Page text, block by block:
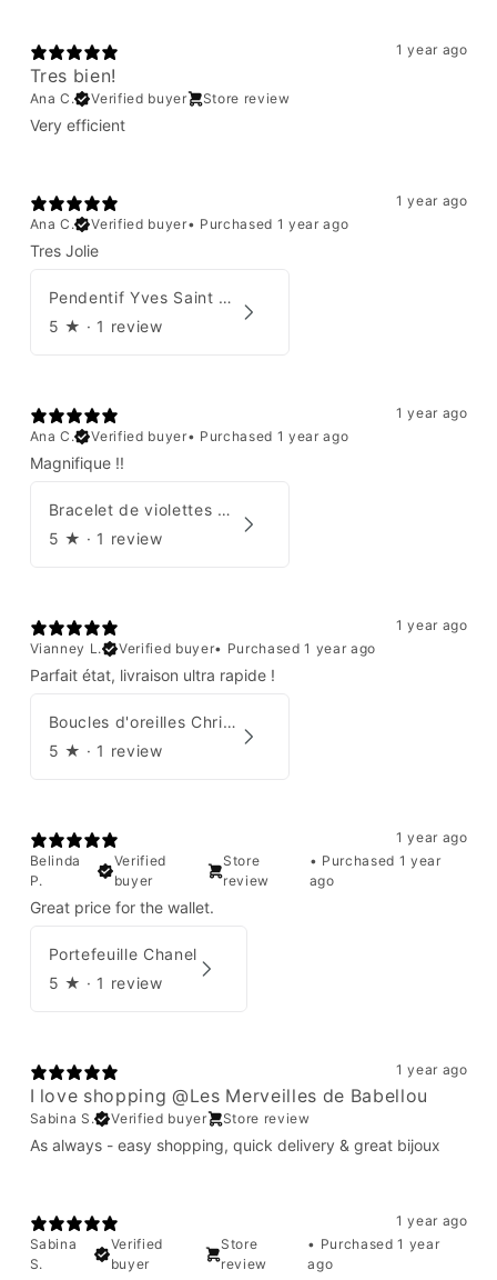
1 year ago
Tres bien!
Ana C. Verified buyer Store review
Very efficient
1 year ago
Ana C.
Verified buyer• Purchased 1 year ago
Tres Jolie
Pendentif Yves Saint Laurent
5 ★ · 1 review
1 year ago
Ana C.
Verified buyer• Purchased 1 year ago
Magnifique !!
Bracelet de violettes Augustine
5 ★ · 1 review
1 year ago
Vianney L.
Verified buyer• Purchased 1 year ago
Parfait état, livraison ultra rapide !
Boucles d'oreilles Christian Dior
5 ★ · 1 review
1 year ago
Belinda
P.
Verified
buyer
Store
review
• Purchased 1 year
ago
Great price for the wallet.
Portefeuille Chanel
5 ★ · 1 review
1 year ago
I love shopping @Les Merveilles de Babellou
Sabina S. Verified buyer Store review
As always - easy shopping, quick delivery & great bijoux
1 year ago
Sabina
S.
Verified
buyer
Store
review
• Purchased 1 year
ago